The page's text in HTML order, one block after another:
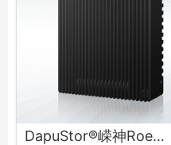
DapuStor®嵘神Roealsen® R610X系列SSD